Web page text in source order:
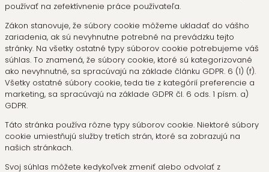
používať na zefektívnenie práce používateľa.
Zákon stanovuje, že súbory cookie môžeme ukladať do vášho
zariadenia, ak sú nevyhnutne potrebné na prevádzku tejto
stránky. Na všetky ostatné typy súborov cookie potrebujeme váš
súhlas. To znamená, že súbory cookie, ktoré sú kategorizované
ako nevyhnutné, sa spracúvajú na základe článku GDPR. 6 (1) (f).
Všetky ostatné súbory cookie, teda tie z kategórií preferencie a
marketing, sa spracúvajú na základe GDPR čl. 6 ods. 1 písm. a)
GDPR.
Táto stránka používa rôzne typy súborov cookie. Niektoré súbory
cookie umiestňujú služby tretích strán, ktoré sa zobrazujú na
našich stránkach.
Svoj súhlas môžete kedykoľvek zmeniť alebo odvolať z